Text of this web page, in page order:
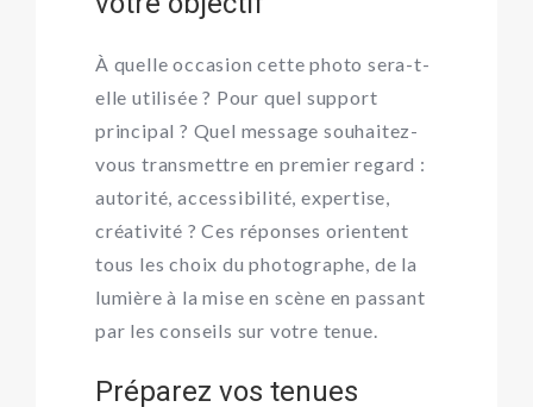
À quelle occasion cette photo sera-t-
elle utilisée ? Pour quel support
principal ? Quel message souhaitez-
vous transmettre en premier regard :
autorité, accessibilité, expertise,
créativité ? Ces réponses orientent
tous les choix du photographe, de la
lumière à la mise en scène en passant
par les conseils sur votre tenue.
Préparez vos tenues